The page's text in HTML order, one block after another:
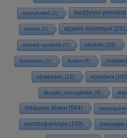
αγρογλυφικά (2) ανεξήγητα γεγονότα
αντιύλη (2) αρχαίοι πολιτισμοί (291)
αστρική προβολή (7) γίγαντες (23)
διτοπισμός (1) δράκοι(5) ενόραση
εξορκισμός(12) εξωγήινοι(102)
θεωρίες συνωμοσίας(9)
ιπτάμενοι δίσκοι (564) καταραμένοι
κρυπτοζωολογία(159) λαογραφία